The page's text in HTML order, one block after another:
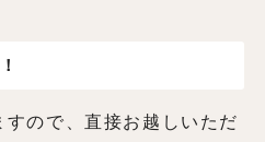
ので、直接お越しいただ